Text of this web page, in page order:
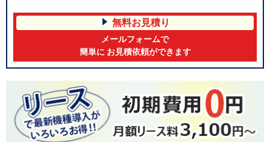
無料お見積り
メールフォームで
簡単に お見積依頼ができます